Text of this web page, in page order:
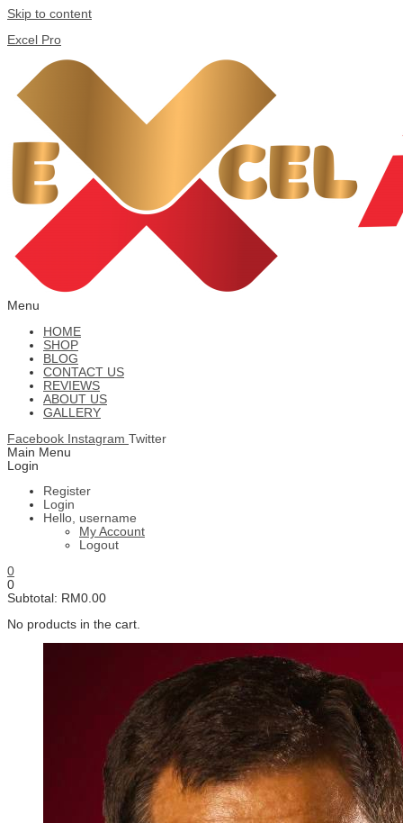
Skip to content
Excel Pro
Menu
HOME
SHOP
BLOG
CONTACT US
REVIEWS
ABOUT US
GALLERY
Facebook Instagram Twitter
Main Menu
Login
Register
Login
Hello, username
My Account
Logout
0
0
Subtotal: RM0.00
No products in the cart.